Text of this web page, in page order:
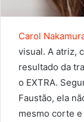
Carol
visual. A atriz,
resultado da
o EXTRA.
Faustão, ela
mesmo corte